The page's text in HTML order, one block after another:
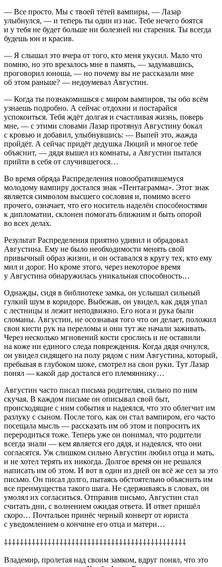
— Все просто. Мы с твоей тётей вампиры, — Лазар
улыбнулся, — и теперь ты один из нас. Тебе нечего боятся
и у тебя не будет больше ни болезней ни старения. Ты всегда
будешь юн и красив.
— Я слышал это вчера от того, кто меня укусил. Мало что
помню, но это врезалось мне в память, — задумавшись,
проговорил юноша, — но почему вы не рассказали мне
об этом раньше? — недоумевал Августин.
— Когда ты познакомишься с миром вампиров, ты обо всём
узнаешь подробно. А сейчас отдохни и постарайся
успокоиться. Тебя ждёт долгая и счастливая жизнь, поверь
мне, — с этими словами Лазар протянул Августину бокал
с кровью и добавил, улыбнувшись: — Выпей это, жажда
пройдёт. А сейчас придёт дедушка Люций и многое тебе
объяснит, — дядя вышел из комнаты, а Августин пытался
прийти в себя от случившегося…
Во время обряда Распределения новообратившемуся
молодому вампиру достался знак «Пентаграмма». Этот знак
является символом высшего сословия и, помимо всего
прочего, означает, что его носитель наделён способностями
к дипломатии, склонен помогать ближним и быть опорой
во всех делах.
Результат Распределения приятно удивил и обрадовал
Августина. Ему не было необходимости менять свой
привычный образ жизни, и он оставался в кругу тех, кто ему
мил и дорог. Но кроме этого, через некоторое время
у Августина обнаружилась уникальная способность…
Однажды, сидя в библиотеке замка, он услышал сильный
гулкий шум в коридоре. Выбежав, он увидел, как дядя упал
с лестницы и лежит неподвижно. Его нога и рука были
сломаны. Августин, не осознавая того что он делает, положил
свои кисти рук на переломы и они тут же начали заживать.
Через несколько мгновений кости срослись и не оставили
на коже ни единого следа повреждения. Когда дядя очнулся,
он увидел сидящего на полу рядом с ним Августина, который,
пребывая в глубоком шоке, смотрел на свои руки. Тут Лазар
понял — какой дар достался его племяннику…
Августин часто писал письма родителям, сильно по ним
скучая. В каждом письме он описывал свой быт,
происходящие с ним события и надеялся, что это облегчит им
разлуку с сыном. После того, как он стал вампиром, его часто
посещала мысль — рассказать им об этом и попросить их
переродиться тоже. Теперь уже он понимал, что родители
всегда знали — кем является его дядя, и надеялся, что они
согласятся. Уж слишком сильно Августин любил отца и мать,
и не хотел терять их никогда. Долгое время он не решался
написать им об этом. И вот в один из дней он всё же сел за это
письмо. Он писал долго, пытаясь обстоятельно объяснить им
все преимущества такого шага. Не сдерживаясь в словах, он
умолял их согласиться. Отправив письмо, Августин стал
считать дни, с волнением ожидая ответа. И ответ пришёл
скоро… Почтальон принёс черный конверт от юриста
с уведомлением о кончине его отца и матери…
⸸⸸⸸⸸⸸⸸⸸⸸⸸⸸⸸⸸⸸⸸⸸⸸⸸⸸⸸⸸⸸⸸⸸⸸⸸⸸⸸⸸⸸⸸⸸⸸⸸⸸⸸⸸⸸⸸⸸⸸⸸⸸⸸⸸⸸⸸
Владемир, пролетая над своим замком, вдруг понял, что это